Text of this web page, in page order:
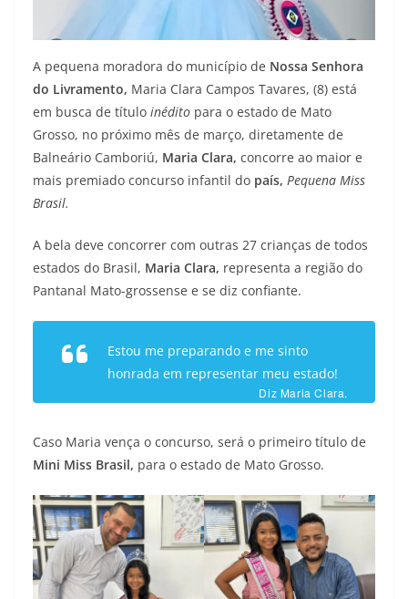
A pequena moradora do município de Nossa Senhora
do Livramento, Maria Clara Campos Tavares, (8) está
em busca de título inédito para o estado de Mato
Grosso, no próximo mês de março, diretamente de
Balneário Camboriú, Maria Clara, concorre ao maior e
mais premiado concurso infantil do país, Pequena Miss
Brasil.
A bela deve concorrer com outras 27 crianças de todos
estados do Brasil, Maria Clara, representa a região do
Pantanal Mato-grossense e se diz confiante.
Estou me preparando e me sinto
honrada em representar meu estado!
Diz Maria Clara.
Caso Maria vença o concurso, será o primeiro título de
Mini Miss Brasil, para o estado de Mato Grosso.